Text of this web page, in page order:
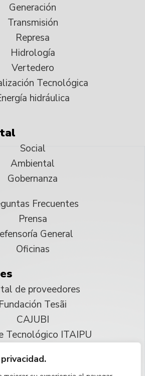
Generación
Transmisión
Represa
Hidrología
Vertedero
Tecnológica
hidráulica
Social
Ambiental
Gobernanza
Frecuentes
Prensa
General
Oficinas
de proveedores
Fundación Tesãi
CAJUBI
Tecnológico ITAIPU